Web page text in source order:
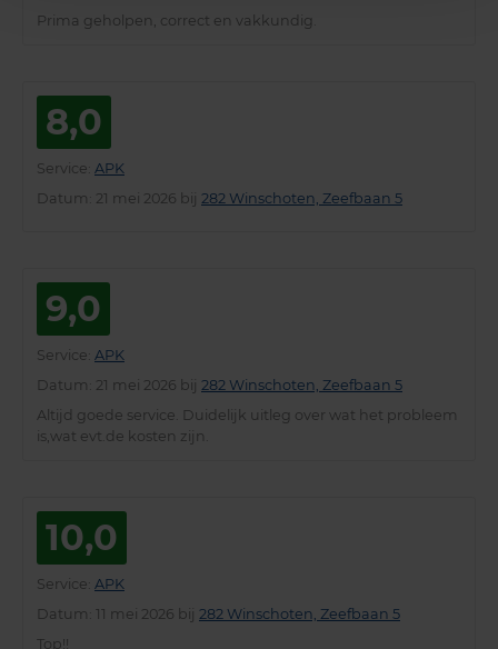
Prima geholpen, correct en vakkundig.
8,0
Service APK
Datum
: 21 mei 2026 bij 282 Winschoten, Zeefbaan 5
9,0
Service APK
Datum
: 21 mei 2026 bij 282 Winschoten, Zeefbaan 5
Altijd goede service. Duidelijk uitleg over wat het probleem
is,wat evt.de kosten zijn.
10,0
Service APK
Datum : 11 mei 2026 bij 282 Winschoten, Zeefbaan 5
Top!!